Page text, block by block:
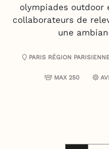
olympiades outdoor
collaborateurs de
une
PARIS RÉGION
MAX 250